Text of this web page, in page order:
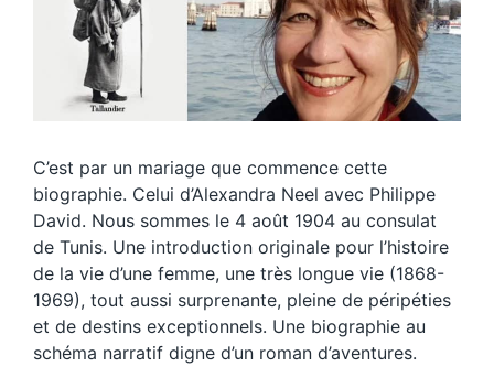
C’est par un mariage que commence cette
biographie. Celui d’Alexandra Neel avec Philippe
David. Nous sommes le 4 août 1904 au consulat
de Tunis. Une introduction originale pour l’histoire
de la vie d’une femme, une très longue vie (1868-
1969), tout aussi surprenante, pleine de péripéties
et de destins exceptionnels. Une biographie au
schéma narratif digne d’un roman d’aventures.